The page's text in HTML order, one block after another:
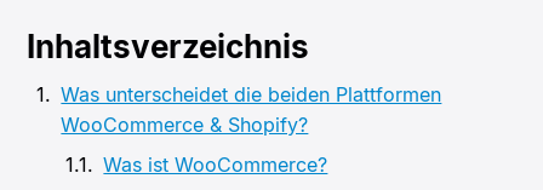
Inhaltsverzeichnis
Was unterscheidet die beiden Plattformen
WooCommerce & Shopify?
Was ist WooCommerce?